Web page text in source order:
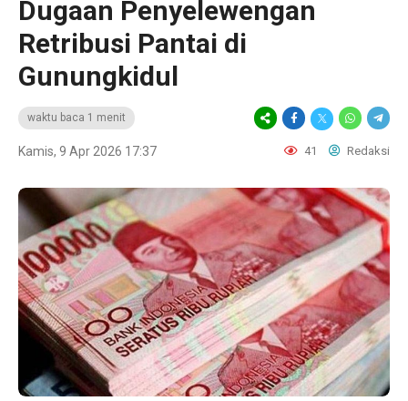
Dugaan Penyelewengan
Retribusi Pantai di
Gunungkidul
waktu baca 1 menit
Kamis, 9 Apr 2026 17:37 41 Redaksi